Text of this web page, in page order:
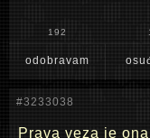
192
odobravam
#3233038
Prava veza je